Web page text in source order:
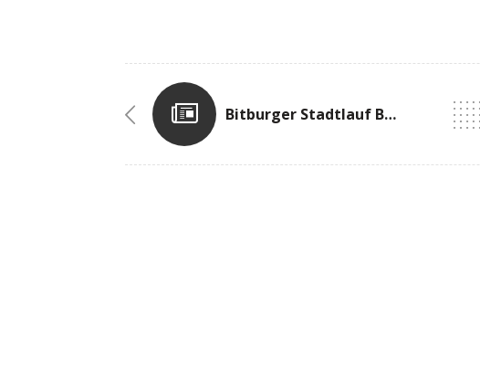
Bitburger Stadtlauf Bitburg / D